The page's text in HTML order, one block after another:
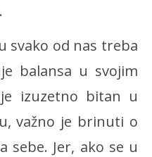
svako od nas treba
balansa u svojim
izuzetno bitan u
važno je brinuti o
sebe. Jer, ako se u